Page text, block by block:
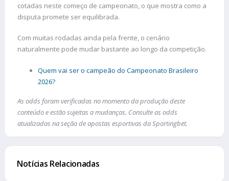
cotadas neste começo de campeonato, o que mostra como a
disputa promete ser equilibrada.
Com muitas rodadas ainda pela frente, o cenário
naturalmente pode mudar bastante ao longo da competição.
Quem vai ser o campeão do Campeonato Brasileiro
2026?
As odds foram verificadas no momento da produção deste
conteúdo e estão sujeitas a mudanças. Consulte as odds
atualizadas na seção de apostas esportivas da Sportingbet.
Notícias Relacionadas